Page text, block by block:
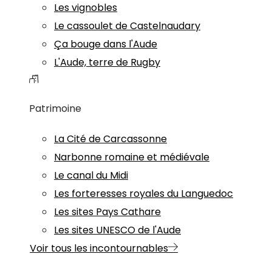
Les vignobles
Le cassoulet de Castelnaudary
Ça bouge dans l'Aude
L'Aude, terre de Rugby
Patrimoine
La Cité de Carcassonne
Narbonne romaine et médiévale
Le canal du Midi
Les forteresses royales du Languedoc
Les sites Pays Cathare
Les sites UNESCO de l'Aude
Voir tous les incontournables